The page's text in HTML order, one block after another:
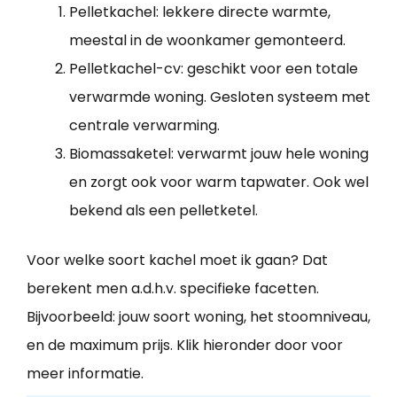
Pelletkachel: lekkere directe warmte,
meestal in de woonkamer gemonteerd.
Pelletkachel-cv: geschikt voor een totale
verwarmde woning. Gesloten systeem met
centrale verwarming.
Biomassaketel: verwarmt jouw hele woning
en zorgt ook voor warm tapwater. Ook wel
bekend als een pelletketel.
Voor welke soort kachel moet ik gaan? Dat
berekent men a.d.h.v. specifieke facetten.
Bijvoorbeeld: jouw soort woning, het stoomniveau,
en de maximum prijs. Klik hieronder door voor
meer informatie.